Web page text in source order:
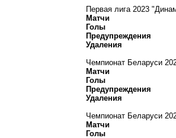
Первая лига 2023
Матчи
Голы
Предупреждения
Удаления
Чемпионат Беларуси
Матчи
Голы
Предупреждения
Удаления
Чемпионат Беларуси
Матчи
Голы